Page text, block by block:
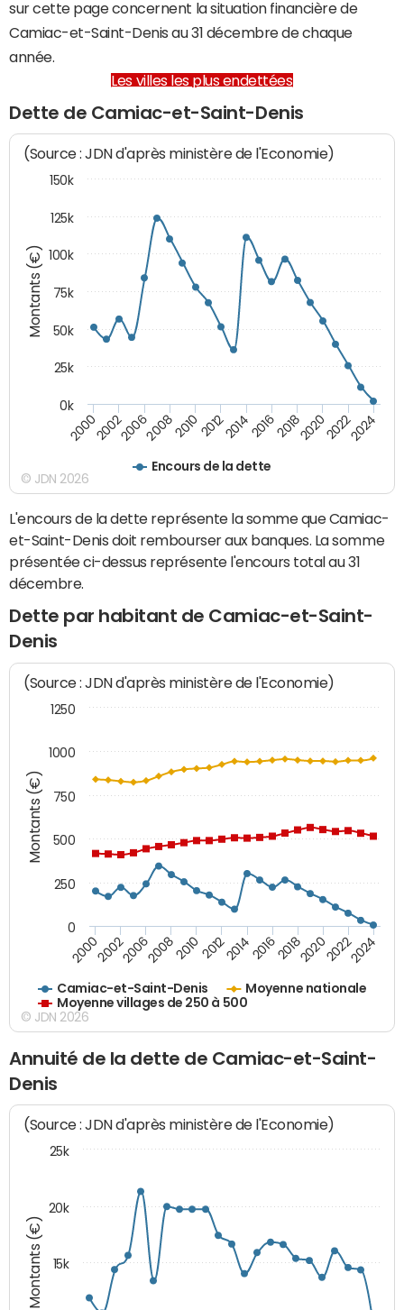
sur cette page concernent la situation financière de
Camiac-et-Saint-Denis au 31 décembre de chaque
année.
Les villes les plus endettées
Dette de Camiac-et-Saint-Denis
Montants (€)
(Source : JDN d'après ministère de l'Economie)
Encours de la dette
200020022006200820102012201420162018202020222024
0k
25k
50k
75k
100k
125k
150k
© JDN 2026
L'encours de la dette représente la somme que Camiac-
et-Saint-Denis doit rembourser aux banques. La somme
présentée ci-dessus représente l'encours total au 31
décembre.
Dette par habitant de Camiac-et-Saint-
Denis
Montants (€)
(Source : JDN d'après ministère de l'Economie)
Camiac-et-Saint-Denis
Moyenne nationale
Moyenne villages de 250 à 500
200020022006200820102012201420162018202020222024
0
250
500
750
1000
1250
© JDN 2026
Annuité de la dette de Camiac-et-Saint-
Denis
Montants (€)
(Source : JDN d'après ministère de l'Economie)
15k
20k
25k